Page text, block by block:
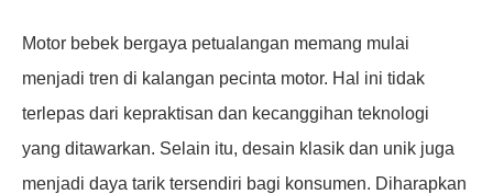
Motor bebek bergaya petualangan memang mulai
menjadi tren di kalangan pecinta motor. Hal ini tidak
terlepas dari kepraktisan dan kecanggihan teknologi
yang ditawarkan. Selain itu, desain klasik dan unik juga
menjadi daya tarik tersendiri bagi konsumen. Diharapkan